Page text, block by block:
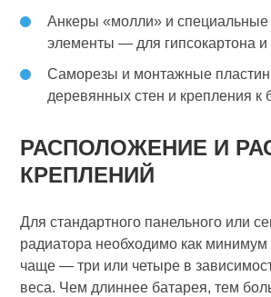
Анкеры «молли» и
элементы — для гипсокартона и
Саморезы и монтажные
деревянных стен и крепления к
РАСПОЛОЖЕНИЕ И
КРЕПЛЕНИЙ
Для стандартного панельного или
радиатора необходимо как
чаще — три или четыре в
веса. Чем длиннее батарея, тем